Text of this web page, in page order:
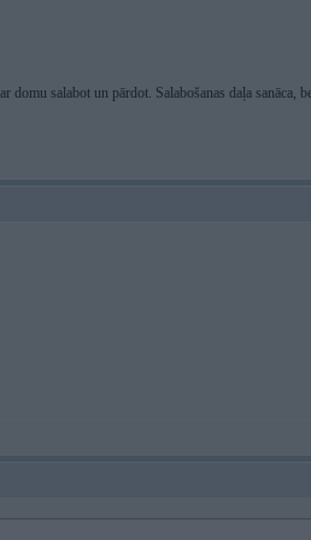
salabot un pārdot. Salabošanas daļa sanāca,